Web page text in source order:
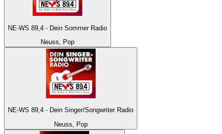
NE-WS 89,4 - Dein Sommer Radio
Neuss, Pop
NE-WS 89,4 - Dein Singer/Songwriter Radio
Neuss, Pop